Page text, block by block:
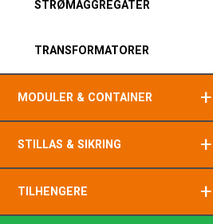
STRØMAGGREGATER
TRANSFORMATORER
MODULER & CONTAINER +
STILLAS & SIKRING +
TILHENGERE +